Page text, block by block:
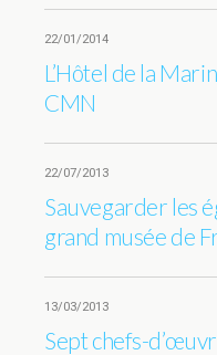
22/01/2014
L’Hôtel de la
CMN
22/07/2013
Sauvegarder les
grand musée de
13/03/2013
Sept chefs-